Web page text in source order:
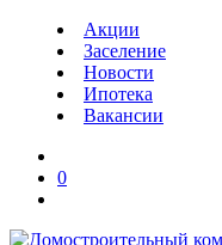
Акции
Заселение
Новости
Ипотека
Вакансии
0